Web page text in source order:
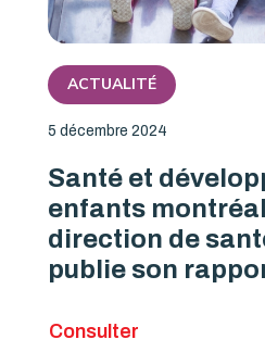
ACTUALITÉ
5 décembre 2024
Santé et
enfants
direction de
publie son
Consulter